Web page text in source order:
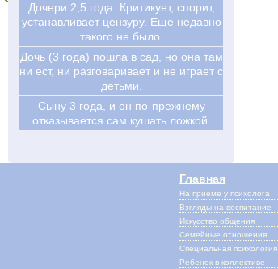
Дочери 2,5 года. Критикует, спорит,
устанавливает цензуру. Еще недавно
такого не было.
Дочь (3 года) пошла в сад, но она там
ни ест, ни разговаривает и не играет с
детьми.
Сыну 3 года, и он по-прежнему
отказывается сам кушать ложкой.
Главная
На приеме у психолога
Взгляды на воспитание
Искусство общения
Семейные отношения
Специальная психология
Ребенок в коллективе